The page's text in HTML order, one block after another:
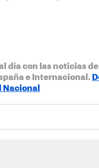
día con las noticias
e Internacional.
Nacional